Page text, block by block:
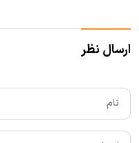
ارسال نظر